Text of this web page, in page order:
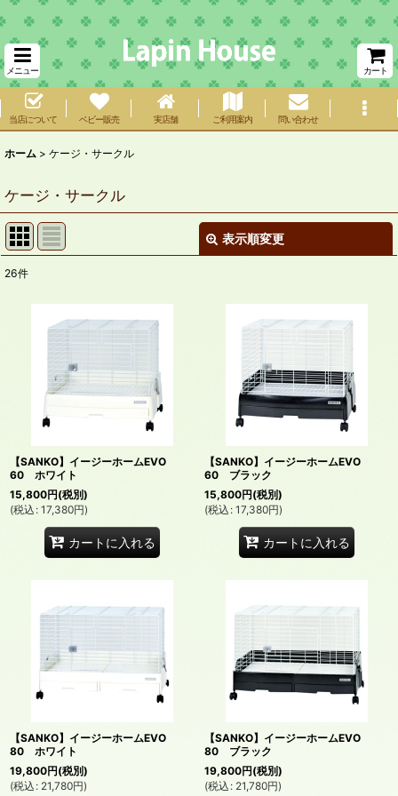
メニュー カート
当店について ベビー販売 実店舗 ご利用案内 問い合わせ
ホーム > ケージ・サークル
ケージ・サークル
表示順変更
在庫あり
並び順
絞り込む
26件
【SANKO】イージーホームEVO
60 ホワイト
15,800円(税別)
(税込 : 17,380円)
カートに入れる
【SANKO】イージーホームEVO
60 ブラック
15,800円(税別)
(税込 : 17,380円)
カートに入れる
【SANKO】イージーホームEVO
80 ホワイト
19,800円(税別)
(税込 : 21,780円)
【SANKO】イージーホームEVO
80 ブラック
19,800円(税別)
(税込 : 21,780円)